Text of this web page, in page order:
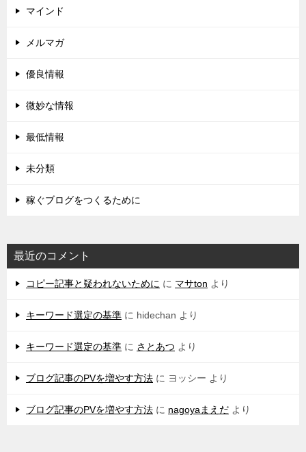
マインド
メルマガ
優良情報
微妙な情報
最低情報
未分類
稼ぐブログをつくるために
最近のコメント
コピー記事と疑われないために に マサton より
キーワード選定の基準 に hidechan より
キーワード選定の基準 に さとあつ より
ブログ記事のPVを増やす方法 に ヨッシー より
ブログ記事のPVを増やす方法 に nagoyaまえだ より